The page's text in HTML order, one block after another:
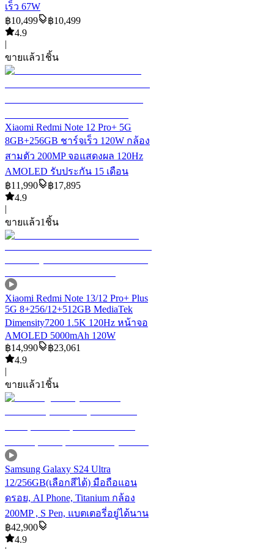
เร็ว 67W
฿10,499 ฿10,499
4.9
|
ขายแล้ว1 ชิ้น
Xiaomi Redmi Note 12 Pro+ 5G
8GB+256GB ชาร์จเร็ว 120W กล้อง
สามตัว 200MP จอแสดงผล 120Hz
AMOLED รับประกัน 15 เดือน
฿11,990 ฿17,895
4.9
|
ขายแล้ว1 ชิ้น
Xiaomi Redmi Note 13/12 Pro+ Plus
5G 8+256/12+512GB MediaTek
Dimensity7200 1.5K 120Hz หน้าจอ
AMOLED 5000mAh 120W
฿14,990 ฿23,061
4.9
|
ขายแล้ว1 ชิ้น
Samsung Galaxy S24 Ultra
12/256GB(เลือกสีได้) มือถือแอน
ดรอย, AI Phone, Titanium กล้อง
200MP , S Pen, แบตเตอรี่อยู่ได้นาน
฿42,900
4.9